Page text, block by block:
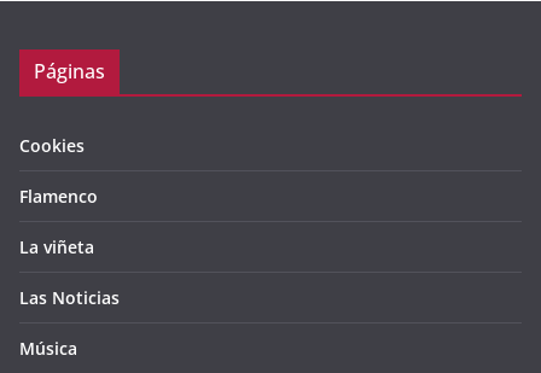
Páginas
Cookies
Flamenco
La viñeta
Las Noticias
Música